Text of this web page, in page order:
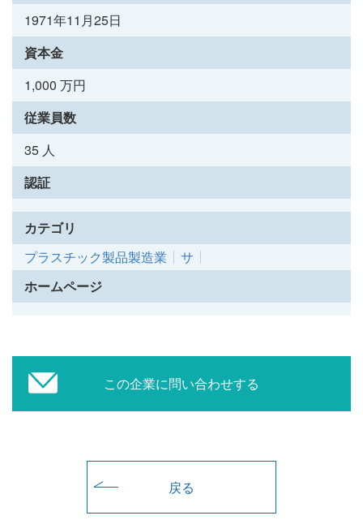
1971年11月25日
資本金
1,000 万円
従業員数
35 人
認証
カテゴリ
プラスチック製品製造業
サ
ホームページ
この企業に問い合わせする
戻る